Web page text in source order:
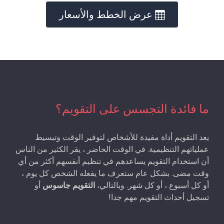
عرض الخطط والأسعار
ما فائدة التجسس على التقويم؟
يعد التقويم أداة مفيدة للأشخاص لتوفير الوقت وتبسيط
عملياتهم التنظيمية. في الوقت الحاضر ، يقر الكثير من الناس
أن استخدام التقويم يساعدهم في تنظيم أنفسهم أكثر من أي
وقت مضى. بشكل عام ستعرف ما يفعله الشخص كل يوم ،
أو كل أسبوع ، أو كل شهر. وبالتالي، التقويم جاسوس أو
تسجيل أحداث التقويم مهم جدا!